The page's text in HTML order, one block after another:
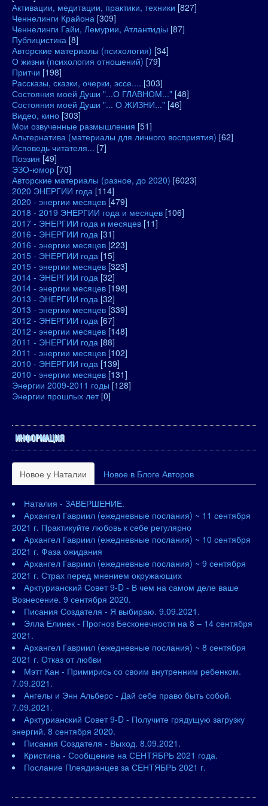
Активации, медитации, практики, техники [827]
Ченнелинги Крайона [309]
Ченнелинги Гайи, Лемурии, Атлантидіы [87]
Публицистика [8]
Авторские материалы (психология) [34]
О жизни (психология отношений) [79]
Притчи [198]
Рассказы, сказки, очерки, эссе.... [303]
Состояния моей Души "...О ГЛАВНОМ..." [48]
Состояния моей Души "... О ЖИЗНИ..." [46]
Видео, кино [303]
Мои озвученные размышления [51]
Альтернатива (материалы для личного восприятия) [62]
Исповедь читателя... [7]
Поэзия [49]
ЭЗО-юмор [70]
Авторские материалы (разное, до 2020) [6023]
2020 ЭНЕРГИИ года [114]
2020 - энергии месяцев [479]
2018 - 2019 ЭНЕРГИИ года и месяцев [106]
2017 - ЭНЕРГИИ года и месяцев [11]
2016 - ЭНЕРГИИ года [31]
2016 - энергии месяцев [223]
2015 - ЭНЕРГИИ года [15]
2015 - энергии месяцев [323]
2014 - ЭНЕРГИИ года [32]
2014 - энергии месяцев [198]
2013 - ЭНЕРГИИ года [32]
2013 - энергии месяцев [339]
2012 - ЭНЕРГИИ года [67]
2012 - энергии месяцев [148]
2011 - ЭНЕРГИИ года [88]
2011 - энергии месяцев [102]
2010 - ЭНЕРГИИ года [139]
2010 - энергии месяцев [131]
Энергии 2009-2011 годы [128]
Энергии прошлых лет [0]
ИНФОРМАЦИЯ
Новое у Наталии Новое в Блоге Авторов
Наталия - ЗАВЕРШЕНИЕ.
Архангел Гавриил (ежедневные послания) ~ 11 сентября
2021 г. Практикуйте любовь к себе регулярно
Архангел Гавриил (ежедневные послания) ~ 10 сентября
2021 г. Фаза ожидания
Архангел Гавриил (ежедневные послания) ~ 9 сентября
2021 г. Страх перед мнением окружающих
Арктурианский Совет 9-D - В чем на самом деле ваше
Вознесение. 9 сентября 2020.
Писания Создателя - Я выбираю. 9.09.2021.
Элла Елинек - Прогноз Бесконечности на 8 – 14 сентября
2021.
Архангел Гавриил (ежедневные послания) ~ 8 сентября
2021 г. Отказ от любви
Мэтт Кан - Примирись со своим внутренним ребенком.
7.09.2021.
Ангелы и Энн Альберс - Дай себе право быть собой.
7.09.2021.
Арктурианский Совет 9-D - Получите грядущую загрузку
энергий. 8 сентября 2020.
Писания Создателя - Выход. 8.09.2021.
Кристина - Сообщение на СЕНТЯБРЬ 2021 года.
Послание Плеядианцев за СЕНТЯБРЬ 2021 г.